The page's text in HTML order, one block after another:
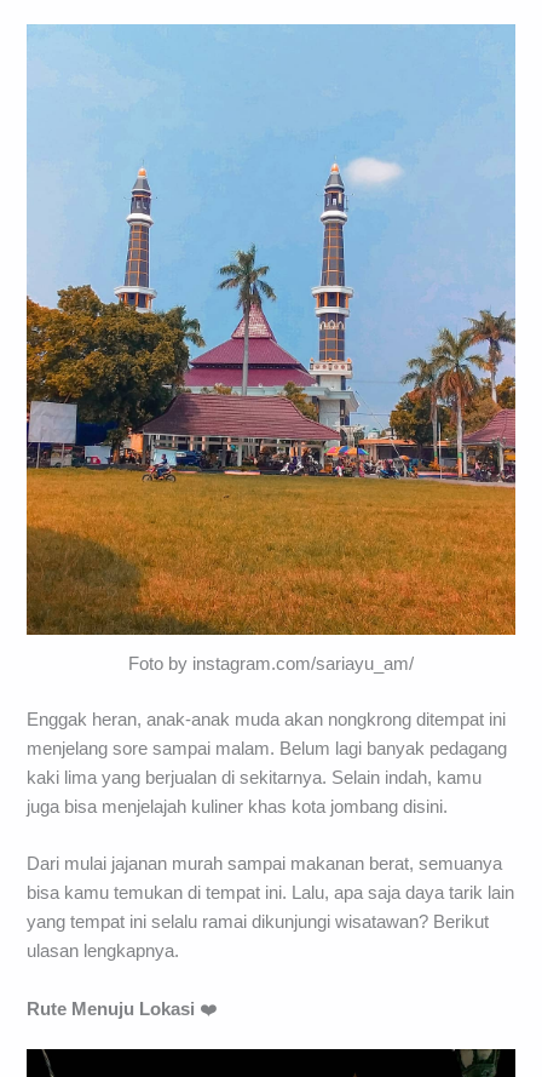
Foto by instagram.com/sariayu_am/
Enggak heran, anak-anak muda akan nongkrong ditempat ini
menjelang sore sampai malam. Belum lagi banyak pedagang
kaki lima yang berjualan di sekitarnya. Selain indah, kamu
juga bisa menjelajah kuliner khas kota jombang disini.
Dari mulai jajanan murah sampai makanan berat, semuanya
bisa kamu temukan di tempat ini. Lalu, apa saja daya tarik lain
yang tempat ini selalu ramai dikunjungi wisatawan? Berikut
ulasan lengkapnya.
Rute Menuju Lokasi ❤️